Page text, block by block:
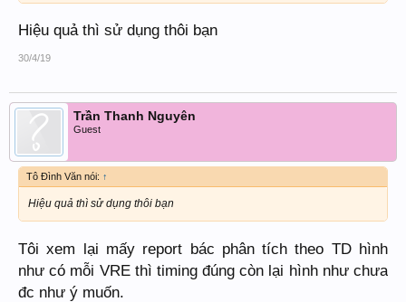
Hiệu quả thì sử dụng thôi bạn
30/4/19
Trần Thanh Nguyên
Guest
Tô Đình Văn nói: ↑
Hiệu quả thì sử dụng thôi bạn
Tôi xem lại mấy report bác phân tích theo TD hình
như có mỗi VRE thì timing đúng còn lại hình như chưa
đc như ý muốn.